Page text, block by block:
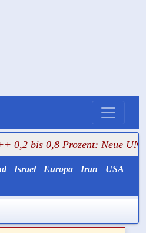
Neue UN-Daten stellen
Israel Europa Iran
USA